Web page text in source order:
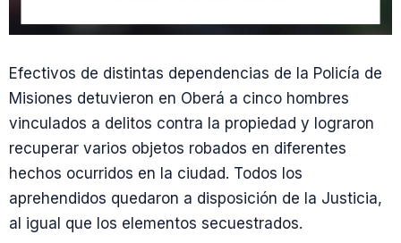
Efectivos de distintas dependencias de la Policía de
Misiones detuvieron en Oberá a cinco hombres
vinculados a delitos contra la propiedad y lograron
recuperar varios objetos robados en diferentes
hechos ocurridos en la ciudad. Todos los
aprehendidos quedaron a disposición de la Justicia,
al igual que los elementos secuestrados.